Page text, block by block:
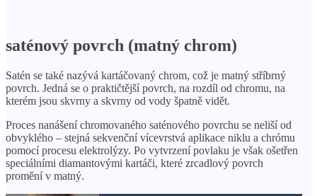
saténový povrch (matný chrom)
Satén se také nazývá kartáčovaný chrom, což je matný stříbrný
povrch. Jedná se o praktičtější povrch, na rozdíl od chromu, na
kterém jsou skvrny a skvrny od vody špatně vidět.
Proces nanášení chromovaného saténového povrchu se neliší od
obvyklého – stejná sekvenční vícevrstvá aplikace niklu a chrómu
pomocí procesu elektrolýzy. Po vytvrzení povlaku je však ošetřen
speciálními diamantovými kartáči, které zrcadlový povrch
promění v matný.